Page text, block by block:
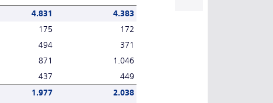
4.831
4.383
175
172
494
371
871
1.046
437
449
1.977
2.038